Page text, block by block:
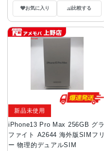
お気に入り 比較する
iPhone13 Pro Max 256GB グラ
ファイト A2644 海外版SIMフリ
ー 物理的デュアルSIM
新品未使用